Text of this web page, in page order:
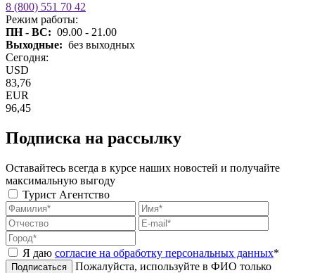
8 (800) 551 70 42
Режим работы:
ПН - ВС: 09.00 - 21.00
Выходные: без выходных
Сегодня:
USD
83,76
EUR
96,45
Подписка на рассылку
Оставайтесь всегда в курсе наших новостей и получайте
максимальную выгоду
Турист Агентство
Я даю согласие на обработку персональных данных*
Подписаться
Пожалуйста, используйте в ФИО только